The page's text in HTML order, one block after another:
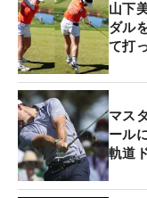
山下
ダル
て打
マス
ール
軌道